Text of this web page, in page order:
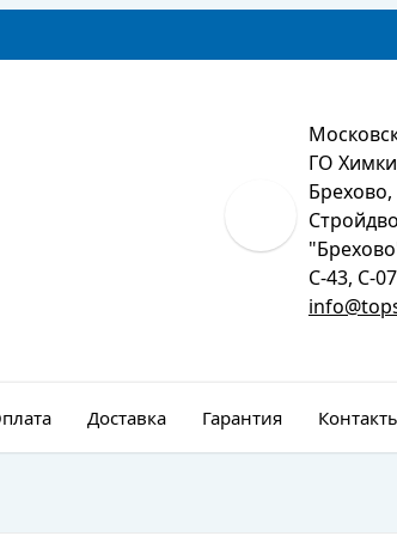
ГО
Брехово,
С-43, С-07
Доставка Гарантия